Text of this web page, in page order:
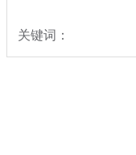
关键词：